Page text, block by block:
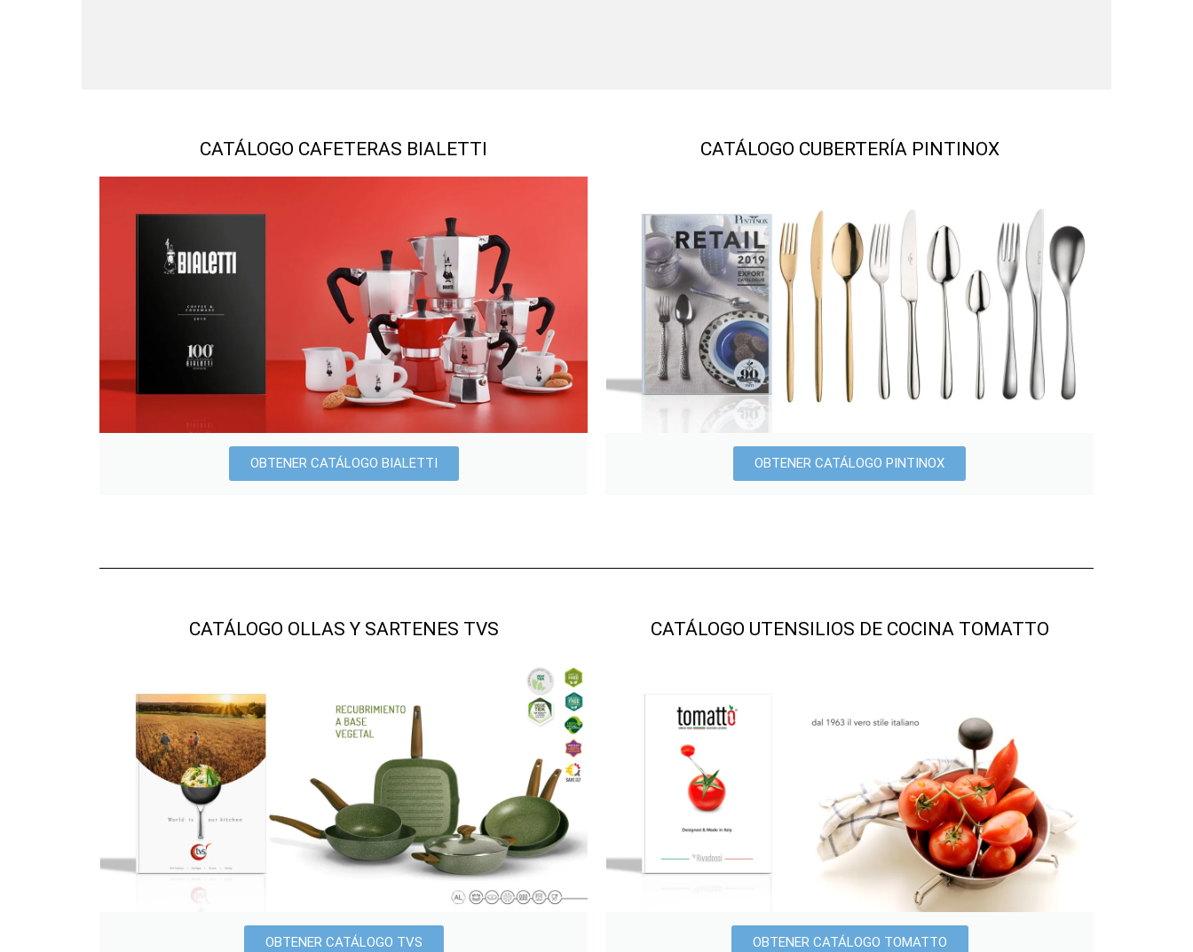
CATÁLOGO CAFETERAS BIALETTI
OBTENER CATÁLOGO BIALETTI
CATÁLOGO CUBERTERÍA PINTINOX
OBTENER CATÁLOGO PINTINOX
CATÁLOGO OLLAS Y SARTENES TVS
OBTENER CATÁLOGO TVS
CATÁLOGO UTENSILIOS DE COCINA TOMATTO
OBTENER CATÁLOGO TOMATTO